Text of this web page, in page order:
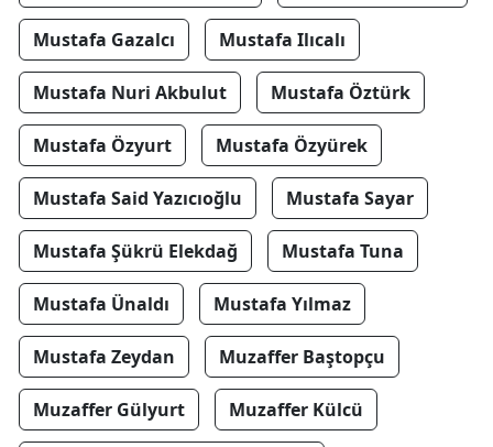
Mustafa Gazalcı Mustafa Ilıcalı
Mustafa Nuri Akbulut Mustafa Öztürk
Mustafa Özyurt Mustafa Özyürek
Mustafa Said Yazıcıoğlu Mustafa Sayar
Mustafa Şükrü Elekdağ Mustafa Tuna
Mustafa Ünaldı Mustafa Yılmaz
Mustafa Zeydan Muzaffer Baştopçu
Muzaffer Gülyurt Muzaffer Külcü